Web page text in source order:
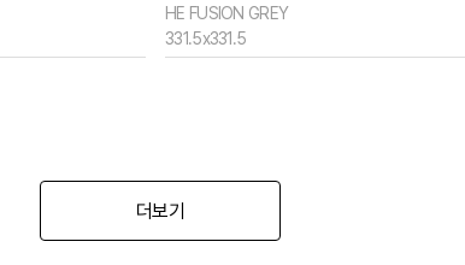
HE FUSION GREY
331.5x331.5
더보기